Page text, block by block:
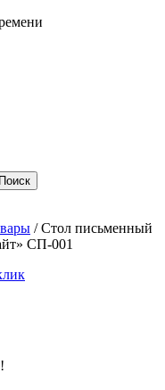
/ Стол письменный
СП-001